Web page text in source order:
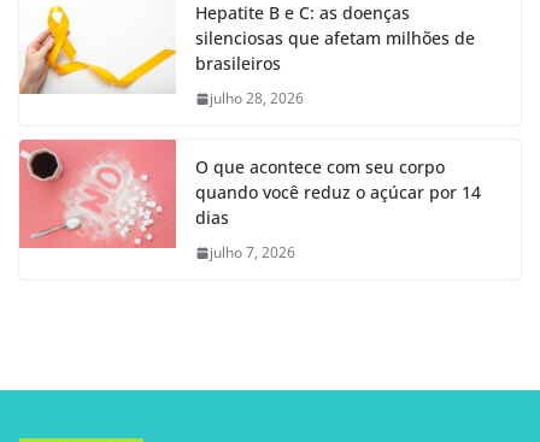
Hepatite B e C: as doenças
silenciosas que afetam milhões de
brasileiros
julho 28, 2026
O que acontece com seu corpo
quando você reduz o açúcar por 14
dias
julho 7, 2026